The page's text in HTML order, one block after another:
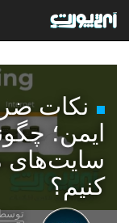
نکات
ایمن؛
سایت‌های
کنیم؟